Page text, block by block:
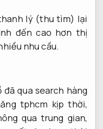
lý (thu tìm) lại
đến cao hơn thị
nhu cầu.
qua search hàng
tphcm kịp thời,
qua trung gian,